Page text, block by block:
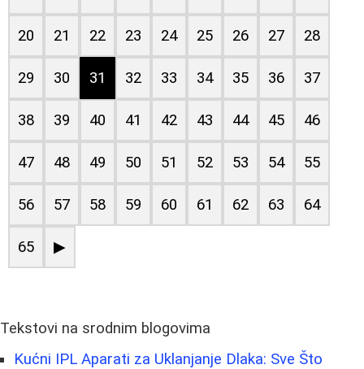
20 21 22 23 24 25 26 27 28
29 30 31 32 33 34 35 36 37
38 39 40 41 42 43 44 45 46
47 48 49 50 51 52 53 54 55
56 57 58 59 60 61 62 63 64
65 ▶
Tekstovi na srodnim blogovima
Kućni IPL Aparati za Uklanjanje Dlaka: Sve Što